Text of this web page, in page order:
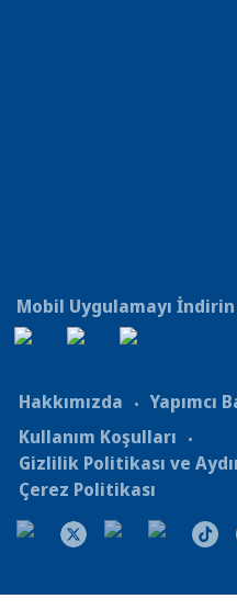
Mobil Uygulamayı İndirin
Hakkımızda Yapımcı
Kullanım Koşulları
Gizlilik Politikası ve
Çerez Politikası